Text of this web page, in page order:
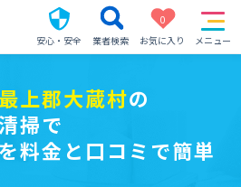
安心・安全 業者検索
0
お気に入り
メニュー
上郡大蔵村の
掃で
料金と口コミで簡単